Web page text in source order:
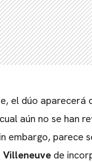
el dúo aparecerá
aún no se han
embargo, parece
Villeneuve de